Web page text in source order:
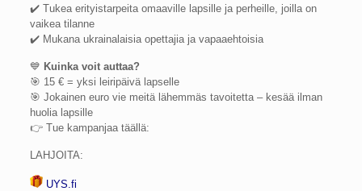
✔️ Tukea erityistarpeita omaaville lapsille ja perheille, joilla on
vaikea tilanne
✔️ Mukana ukrainalaisia opettajia ja vapaaehtoisia
💙 Kuinka voit auttaa?
🎯 15 € = yksi leiripäivä lapselle
🎯 Jokainen euro vie meitä lähemmäs tavoitetta – kesää ilman
huolia lapsille
👉 Tue kampanjaa täällä:
LAHJOITA:
UYS.fi